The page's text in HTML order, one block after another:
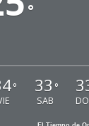
°
° 33 °
SAB